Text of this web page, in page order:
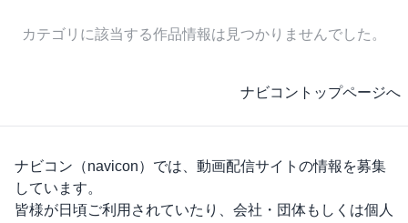
カテゴリに該当する作品情報は見つかりませんでした。
ナビコントップページへ
ナビコン（navicon） では、動画配信サイトの情報を募集
しています。
皆様が日頃ご利用されていたり、会社・団体もしくは個人